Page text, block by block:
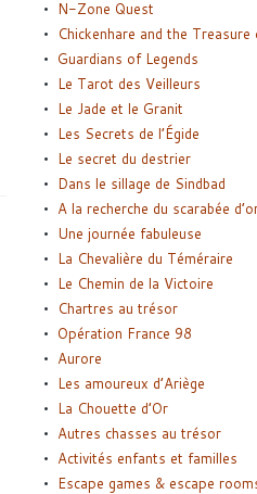
N-Zone Quest
Chickenhare and the
Guardians of Legends
Le Tarot des Veilleurs
Le Jade et le Granit
Les Secrets de l’Égide
Le secret du destrier
Dans le sillage de Sindbad
A la recherche du scarabée
Une journée fabuleuse
La Chevalière du Téméraire
Le Chemin de la Victoire
Chartres au trésor
Opération France 98
Aurore
Les amoureux d’Ariège
La Chouette d’Or
Autres chasses au trésor
Activités enfants et familles
Escape games & escape